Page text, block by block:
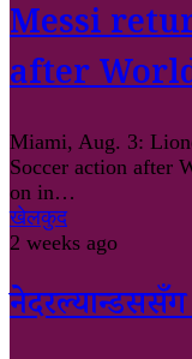
Messi
after
Miami, Aug. 3:
Soccer action after
on in…
खेलकुद
2 weeks ago